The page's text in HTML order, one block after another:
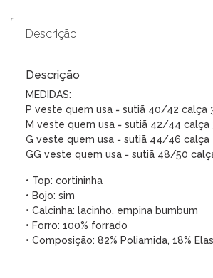
Descrição
Descrição
MEDIDAS:
P veste quem usa = sutiã 40/42 calça
M veste quem usa = sutiã 42/44 calça
G veste quem usa = sutiã 44/46 calça
GG veste quem usa = sutiã 48/50
• Top: cortininha
• Bojo: sim
• Calcinha: lacinho, empina bumbum
• Forro: 100% forrado
• Composição: 82% Poliamida, 18%